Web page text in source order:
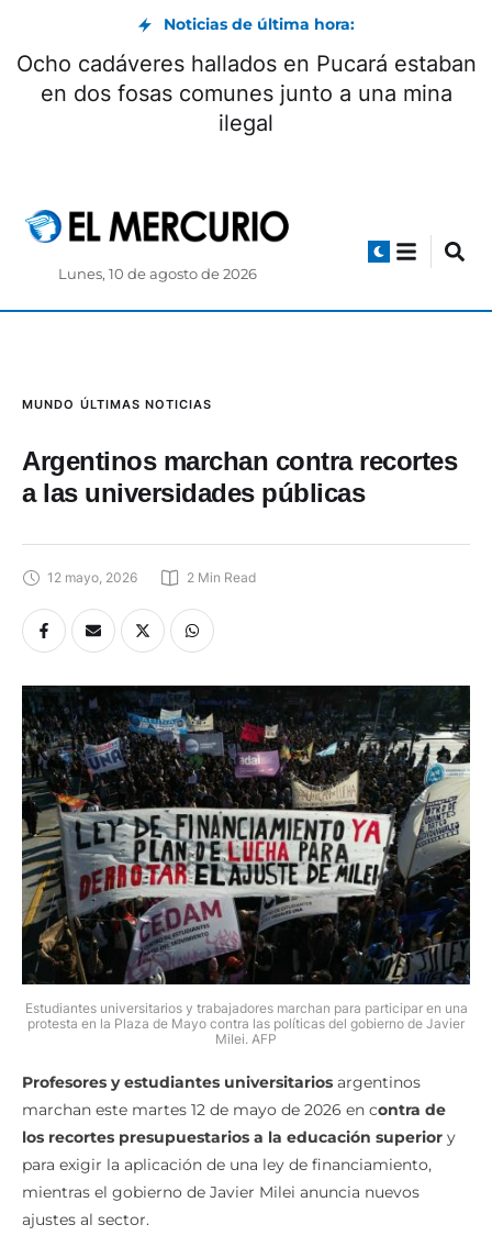
Noticias de última hora:
Ocho cadáveres hallados en Pucará estaban
en dos fosas comunes junto a una mina
ilegal
Lunes, 10 de agosto de 2026
MUNDO ÚLTIMAS NOTICIAS
Argentinos marchan contra recortes
a las universidades públicas
12 mayo, 2026 2 Min Read
Estudiantes universitarios y trabajadores marchan para participar en una
protesta en la Plaza de Mayo contra las políticas del gobierno de Javier
Milei. AFP
Profesores y estudiantes universitarios argentinos
marchan este martes 12 de mayo de 2026 en contra de
los recortes presupuestarios a la educación superior y
para exigir la aplicación de una ley de financiamiento,
mientras el gobierno de Javier Milei anuncia nuevos
ajustes al sector.